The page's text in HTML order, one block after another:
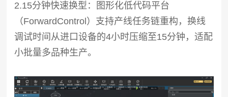
2.15分钟快速换型：图形化低代码平台
（ForwardControl）支持产线任务链重构，换线
调试时间从进口设备的4小时压缩至15分钟，适配
小批量多品种生产。